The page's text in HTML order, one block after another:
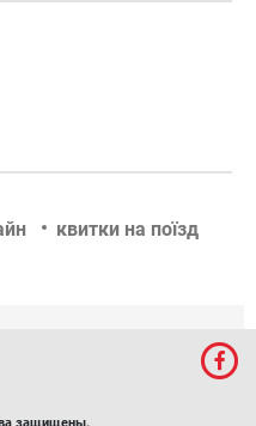
квитки на поїзд